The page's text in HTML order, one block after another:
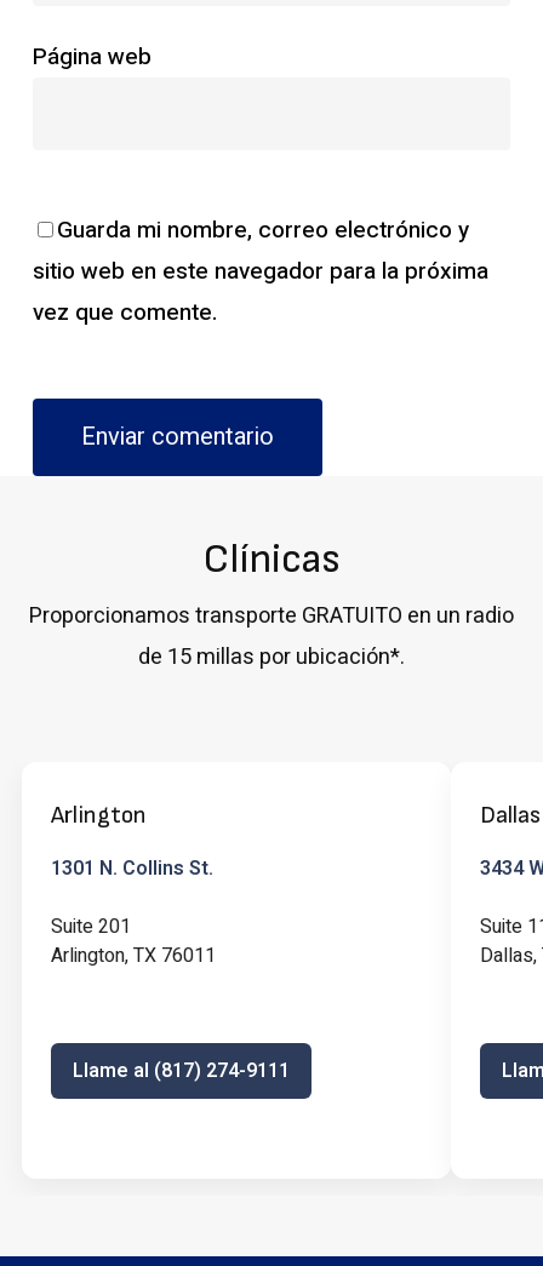
Página web
Guarda mi nombre, correo electrónico y
sitio web en este navegador para la próxima
vez que comente.
Clínicas
Proporcionamos transporte GRATUITO en un radio
de 15 millas por ubicación*.
Arlington
1301 N. Collins St.
Suite 201
Arlington, TX 76011
Llame al (817) 274-9111
Dallas
3434
Suite